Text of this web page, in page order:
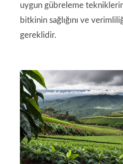
uygun gübreleme
bitkinin sağlığını ve
gereklidir.